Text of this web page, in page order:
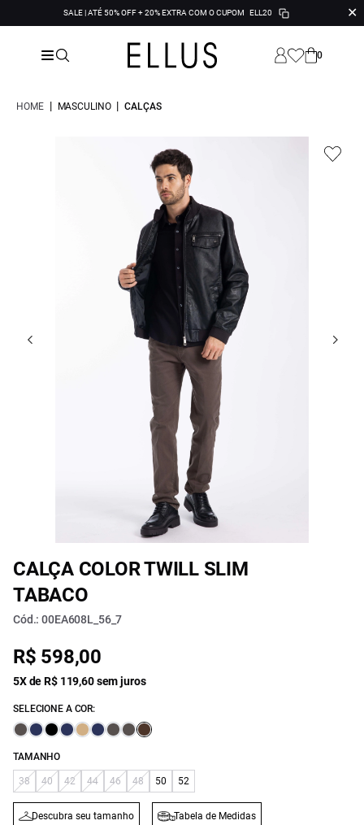
SALE | ATÉ 50% OFF + 20% EXTRA COM O CUPOM ELL20 ✕
0
HOME | MASCULINO | CALÇAS
CALÇA COLOR TWILL SLIM
TABACO
Cód.: 00EA608L_56_7
R$ 598,00
5X de R$ 119,60 sem juros
SELECIONE A COR:
TAMANHO
38 40 42 44 46 48 50 52
Descubra seu tamanho Tabela de Medidas